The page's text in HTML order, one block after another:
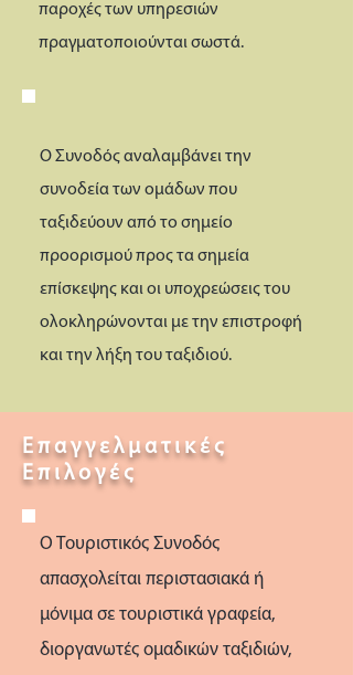
παροχές των υπηρεσιών
πραγματοποιούνται σωστά.
Ο Συνοδός αναλαμβάνει την
συνοδεία των ομάδων που
ταξιδεύουν από το σημείο
προορισμού προς τα σημεία
επίσκεψης και οι υποχρεώσεις του
ολοκληρώνονται με την επιστροφή
και την λήξη του ταξιδιού.
Επαγγελματικές
Επιλογές
Ο Τουριστικός Συνοδός
απασχολείται περιστασιακά ή
μόνιμα σε τουριστικά γραφεία,
διοργανωτές ομαδικών ταξιδιών,